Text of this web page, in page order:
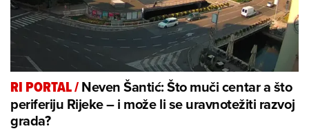
RI PORTAL/Neven Šantić: Što muči centar a što
periferiju Rijeke – i može li se uravnotežiti razvoj
grada?